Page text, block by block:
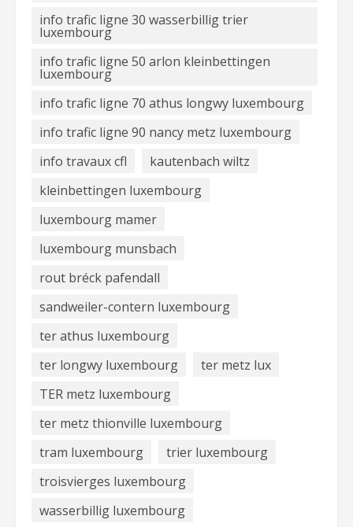
info trafic ligne 30 wasserbillig trier
luxembourg
info trafic ligne 50 arlon kleinbettingen
luxembourg
info trafic ligne 70 athus longwy luxembourg
info trafic ligne 90 nancy metz luxembourg
info travaux cfl
kautenbach wiltz
kleinbettingen luxembourg
luxembourg mamer
luxembourg munsbach
rout bréck pafendall
sandweiler-contern luxembourg
ter athus luxembourg
ter longwy luxembourg
ter metz lux
TER metz luxembourg
ter metz thionville luxembourg
tram luxembourg
trier luxembourg
troisvierges luxembourg
wasserbillig luxembourg